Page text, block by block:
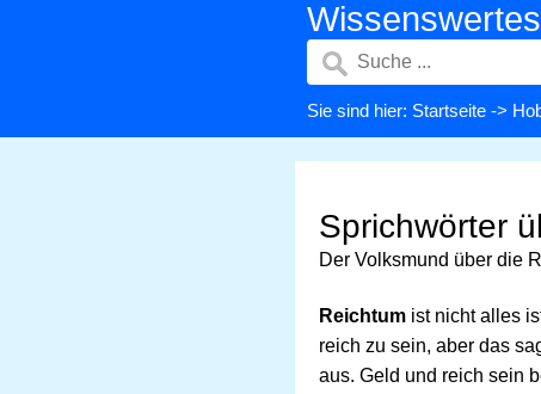
Wissenswertes
Sie sind hier: Startseite ->
Sprichwörter
Der Volksmund über die
Reichtum ist nicht alles
reich zu sein, aber das
aus. Geld und reich sein